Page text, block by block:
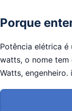
Porque
Potência elétrica é
watts, o nome tem
Watts,